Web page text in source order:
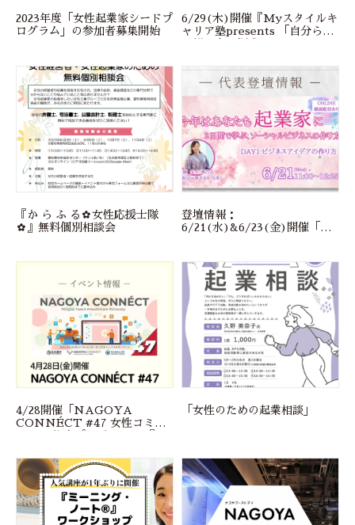
2023年度「女性起業家シードプ
ログラム」の参加者募集開始
6/29(木)開催『Myスタイルキ
ャリア塾presents 「自分らし
編〜 自己理解ワークショップ
＆50歳起業！TOMO
CAFF’Eオーナー早川社長ア
ントレプレナーStory共有お茶
会』 ※会場＆オンライン開
催！
『か ら ふ る✿女性応援士隊
✿』無料個別相談会
登壇情報：
6/21(水)&6/23(金)開催「今
り方」に代表 矢上が登壇しま
す
4/28開催「NAGOYA
CONNÉCT #47 女性コミュ
これからの私の軸ー』」
「女性のための起業相談」